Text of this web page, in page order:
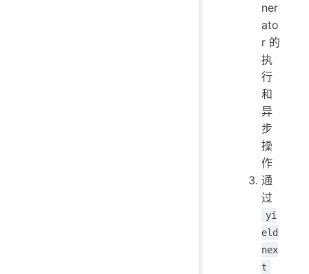
ner
ato
r 的
执
行
和
异
步
操
作
通
过
yi
eld
nex
t